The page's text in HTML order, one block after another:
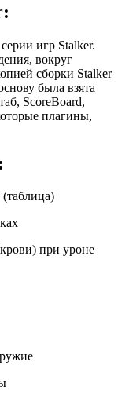
игр Stalker.
вокруг
сборки Stalker
была взята
ScoreBoard,
плагины,
при уроне